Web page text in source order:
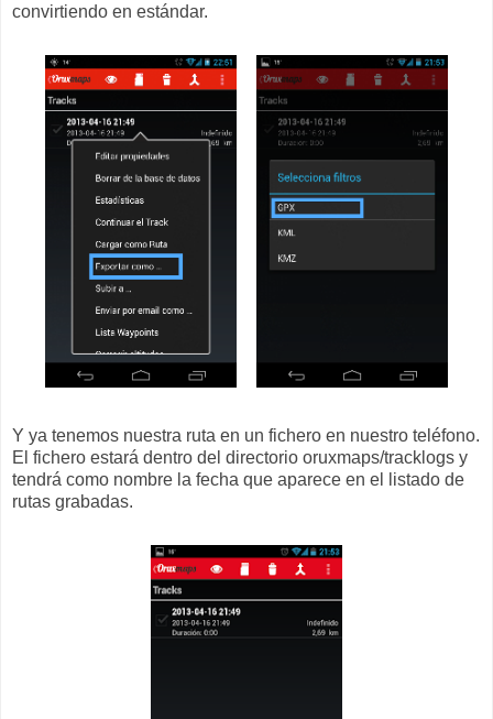
convirtiendo en estándar.
Y ya tenemos nuestra ruta en un fichero en nuestro teléfono.
El fichero estará dentro del directorio oruxmaps/tracklogs y
tendrá como nombre la fecha que aparece en el listado de
rutas grabadas.